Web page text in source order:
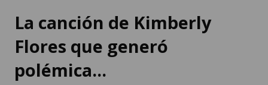
La canción de Kimberly
Flores que generó
polémica...